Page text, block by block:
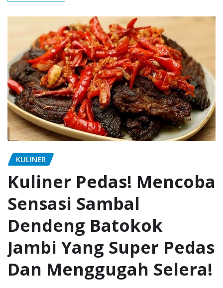
KULINER
Kuliner Pedas! Mencoba
Sensasi Sambal
Dendeng Batokok
Jambi Yang Super Pedas
Dan Menggugah Selera!